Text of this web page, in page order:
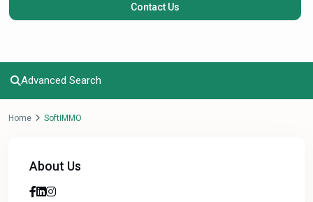
Contact Us
Advanced Search
Home SoftIMMO
About Us